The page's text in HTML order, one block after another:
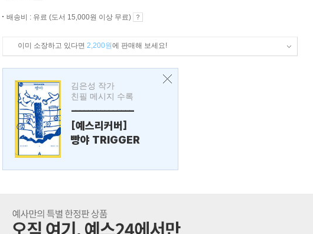
배송비 : 유료 (도서 15,000원 이상 무료)
이미 소장하고 있다면 2,200원에 판매해 보세요!
김은성 작가
친필 메시지 수록
---------------
[예스리커버]
빵야 TRIGGER